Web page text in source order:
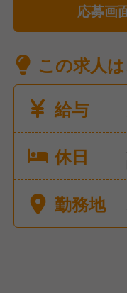
応募画
この求人
給与
休日
勤務地